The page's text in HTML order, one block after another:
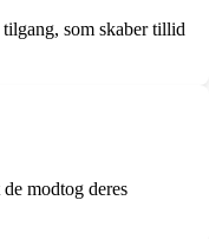
som skaber tillid
modtog deres